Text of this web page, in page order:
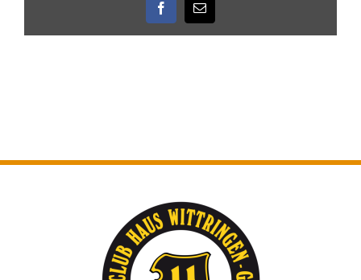
Facebook
E-
Mail